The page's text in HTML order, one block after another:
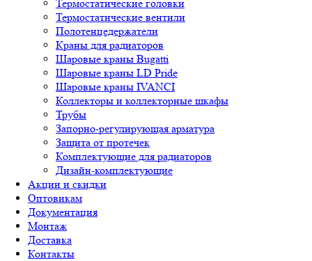
Термостатические головки
Термостатические вентили
Полотенцедержатели
Краны для радиаторов
Шаровые краны Bugatti
Шаровые краны LD Pride
Шаровые краны IVANCI
Коллекторы и коллекторные шкафы
Трубы
Запорно-регулирующая арматура
Защита от протечек
Комплектующие для радиаторов
Дизайн-комплектующие
Акции и скидки
Оптовикам
Документация
Монтаж
Доставка
Контакты